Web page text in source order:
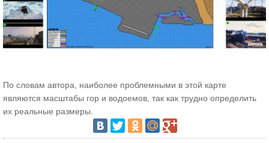
По словам автора, наиболее проблемными в этой карте
являются масштабы гор и водоемов, так как трудно определить
их реальные размеры.